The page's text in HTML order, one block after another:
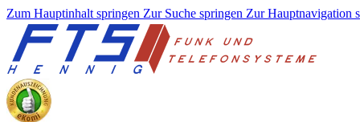
Zum Hauptinhalt springen Zur Suche springen Zur Hauptnavigation